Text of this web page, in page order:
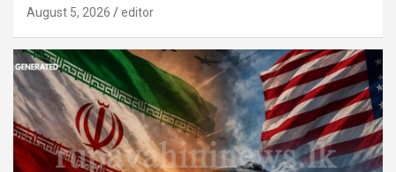
August 5, 2026 editor